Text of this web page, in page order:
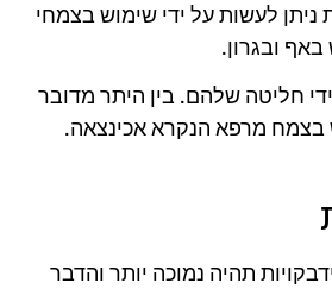
לעשות על ידי שימוש בצמחי
ובגרון.
חליטה שלהם. בין היתר מדובר
בצמח מרפא הנקרא אכינצאה.
תהיה נמוכה יותר והדבר